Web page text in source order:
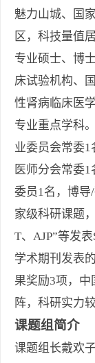
魅力山城、国家
区，科技量值
专业硕士、博
床试验机构、
性肾病临床医
专业重点学科。
业委员会常委1
医师分会常委1
委员1名，博导/
家级科研课题，
T、 AJP”等发表
学术期刊发表
果奖励3项 ， 中
阵，科研实力较
课题组简介
课题组长戴欢